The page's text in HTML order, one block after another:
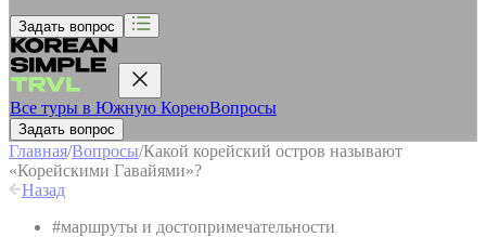
Задать вопрос
Все туры в Южную КореюВопросы
Задать вопрос
Главная/Вопросы/Какой корейский остров называют
«Корейскими Гавайями»?
Назад
#маршруты и достопримечательности